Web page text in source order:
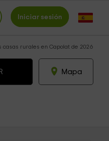
Iniciar sesión
casas rurales en Capolat de 2026
Mapa